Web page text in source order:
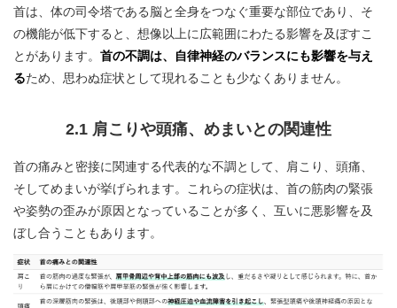
首は、体の司令塔である脳と全身をつなぐ重要な部位であり、そ
の機能が低下すると、想像以上に広範囲にわたる影響を及ぼすこ
とがあります。 首の不調は、自律神経のバランスにも影響を与え
るため、思わぬ症状として現れることも少なくありません。
2.1 肩こりや頭痛、めまいとの関連性
首の痛みと密接に関連する代表的な不調として、肩こり、頭痛、
そしてめまいが挙げられます。これらの症状は、首の筋肉の緊張
や姿勢の歪みが原因となっていることが多く、互いに悪影響を及
ぼし合うこともあります。